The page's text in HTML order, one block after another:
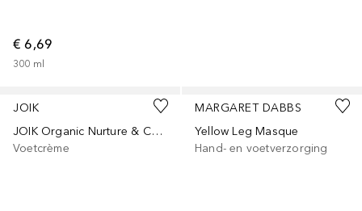
€ 6,69
300 ml
JOIK
JOIK Organic Nurture & Care Balm for for hands & feet 50ml
Voetcrème
MARGARET DABBS
Yellow Leg Masque
Hand- en voetverzorging